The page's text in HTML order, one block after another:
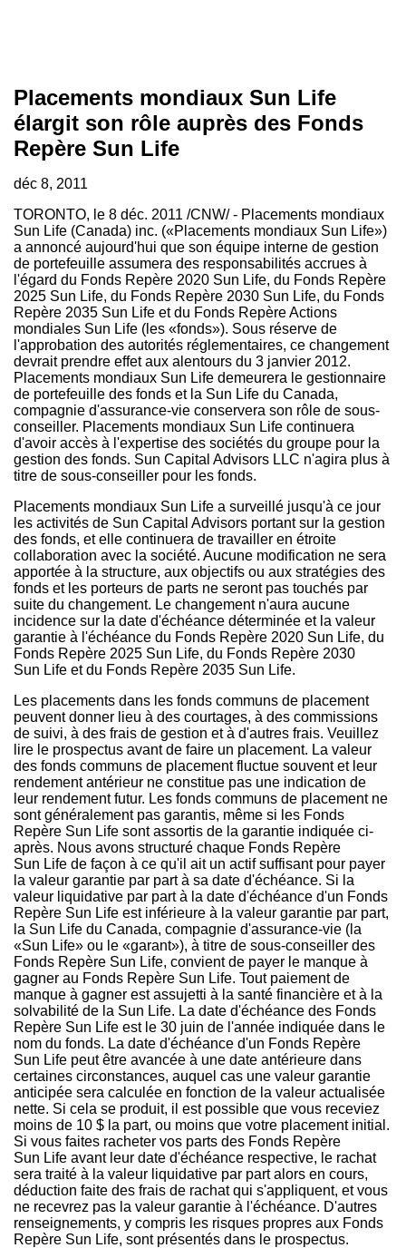
Placements mondiaux Sun Life
élargit son rôle auprès des Fonds
Repère Sun Life
déc 8, 2011
TORONTO, le 8 déc. 2011 /CNW/ - Placements mondiaux
Sun Life (Canada) inc. («Placements mondiaux Sun Life»)
a annoncé aujourd'hui que son équipe interne de gestion
de portefeuille assumera des responsabilités accrues à
l'égard du Fonds Repère 2020 Sun Life, du Fonds Repère
2025 Sun Life, du Fonds Repère 2030 Sun Life, du Fonds
Repère 2035 Sun Life et du Fonds Repère Actions
mondiales Sun Life (les «fonds»). Sous réserve de
l'approbation des autorités réglementaires, ce changement
devrait prendre effet aux alentours du 3 janvier 2012.
Placements mondiaux Sun Life demeurera le gestionnaire
de portefeuille des fonds et la Sun Life du Canada,
compagnie d'assurance-vie conservera son rôle de sous-
conseiller. Placements mondiaux Sun Life continuera
d'avoir accès à l'expertise des sociétés du groupe pour la
gestion des fonds. Sun Capital Advisors LLC n'agira plus à
titre de sous-conseiller pour les fonds.
Placements mondiaux Sun Life a surveillé jusqu'à ce jour
les activités de Sun Capital Advisors portant sur la gestion
des fonds, et elle continuera de travailler en étroite
collaboration avec la société. Aucune modification ne sera
apportée à la structure, aux objectifs ou aux stratégies des
fonds et les porteurs de parts ne seront pas touchés par
suite du changement. Le changement n'aura aucune
incidence sur la date d'échéance déterminée et la valeur
garantie à l'échéance du Fonds Repère 2020 Sun Life, du
Fonds Repère 2025 Sun Life, du Fonds Repère 2030
Sun Life et du Fonds Repère 2035 Sun Life.
Les placements dans les fonds communs de placement
peuvent donner lieu à des courtages, à des commissions
de suivi, à des frais de gestion et à d'autres frais. Veuillez
lire le prospectus avant de faire un placement. La valeur
des fonds communs de placement fluctue souvent et leur
rendement antérieur ne constitue pas une indication de
leur rendement futur. Les fonds communs de placement ne
sont généralement pas garantis, même si les Fonds
Repère Sun Life sont assortis de la garantie indiquée ci-
après. Nous avons structuré chaque Fonds Repère
Sun Life de façon à ce qu'il ait un actif suffisant pour payer
la valeur garantie par part à sa date d'échéance. Si la
valeur liquidative par part à la date d'échéance d'un Fonds
Repère Sun Life est inférieure à la valeur garantie par part,
la Sun Life du Canada, compagnie d'assurance-vie (la
«Sun Life» ou le «garant»), à titre de sous-conseiller des
Fonds Repère Sun Life, convient de payer le manque à
gagner au Fonds Repère Sun Life. Tout paiement de
manque à gagner est assujetti à la santé financière et à la
solvabilité de la Sun Life. La date d'échéance des Fonds
Repère Sun Life est le 30 juin de l'année indiquée dans le
nom du fonds. La date d'échéance d'un Fonds Repère
Sun Life peut être avancée à une date antérieure dans
certaines circonstances, auquel cas une valeur garantie
anticipée sera calculée en fonction de la valeur actualisée
nette. Si cela se produit, il est possible que vous receviez
moins de 10 $ la part, ou moins que votre placement initial.
Si vous faites racheter vos parts des Fonds Repère
Sun Life avant leur date d'échéance respective, le rachat
sera traité à la valeur liquidative par part alors en cours,
déduction faite des frais de rachat qui s'appliquent, et vous
ne recevrez pas la valeur garantie à l'échéance. D'autres
renseignements, y compris les risques propres aux Fonds
Repère Sun Life, sont présentés dans le prospectus.